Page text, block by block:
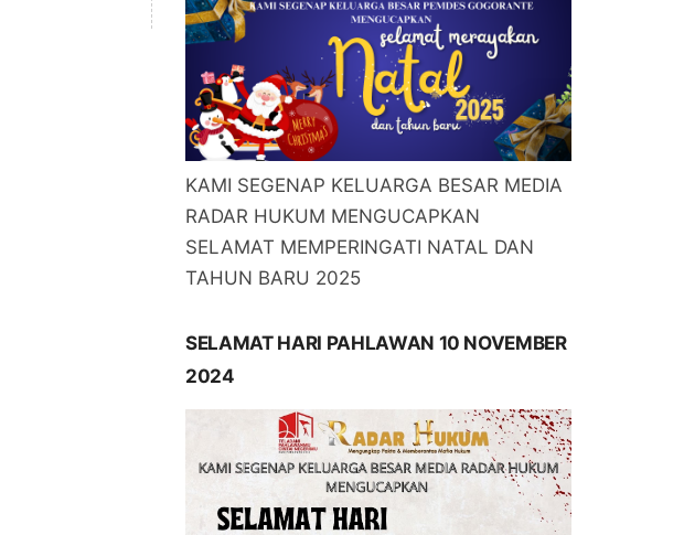
KAMI SEGENAP KELUARGA BESAR MEDIA
RADAR HUKUM MENGUCAPKAN
SELAMAT MEMPERINGATI NATAL DAN
TAHUN BARU 2025
SELAMAT HARI PAHLAWAN 10 NOVEMBER
2024